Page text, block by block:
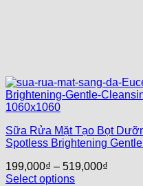
Sữa Rửa Mặt Tạo Bọt
Spotless Brightening
199,000₫ – 519,000₫
Select options